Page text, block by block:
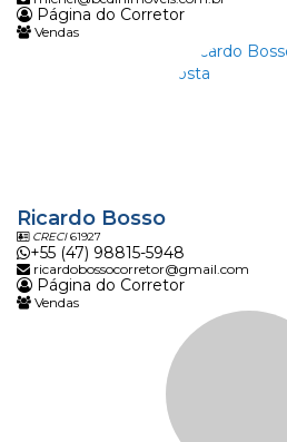
Página do Corretor
Vendas
Ricardo Bosso
CRECI61927
+55 (47) 98815-5948
ricardobossocorretor@gmail.com
Página do Corretor
Vendas